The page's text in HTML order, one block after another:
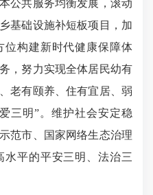
公共服务均衡发展，滚动
基础设施补短板项目，加
位构建新时代健康保障体
，努力实现全体居民幼有
老有颐养、住有宜居、弱
三明”。维护社会安定稳
范市、国家网络生态治理
平的平安三明、法治三